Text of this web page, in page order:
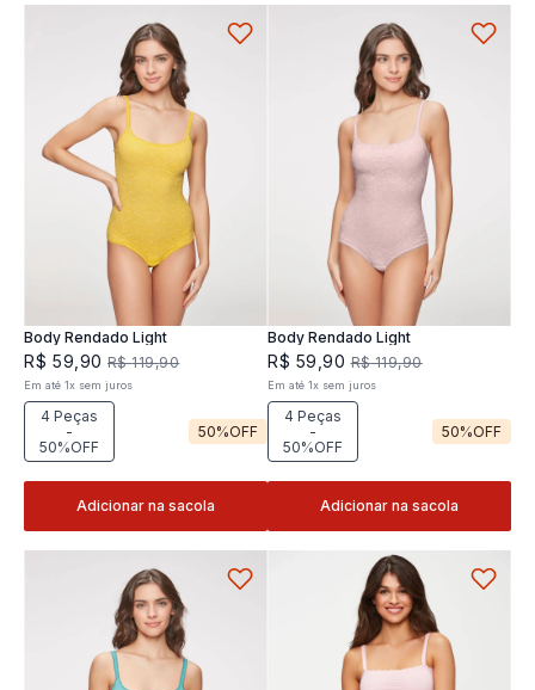
Body Rendado Light
R$ 59 90 R$ 119,90
Em até1x sem juros
4 Peças
-
50%OFF
50%OFF
Adicionar na sacola
Body Rendado Light
R$ 59 ,90 R$ 119,90
Em até 1x sem juros
4 Peças
-
50%OFF
50%OFF
Adicionar na sacola